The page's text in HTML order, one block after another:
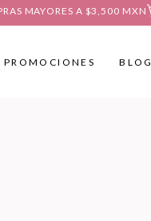
MAYORES A $3,500 MXN
in the cart.
PROMOCIONES BLOG